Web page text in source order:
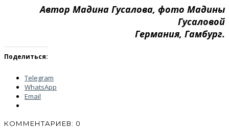
Автор Мадина Гусалова, фото Мадины
Гусаловой
Германия, Гамбург.
Поделиться:
Telegram
WhatsApp
Email
КОММЕНТАРИЕВ: 0